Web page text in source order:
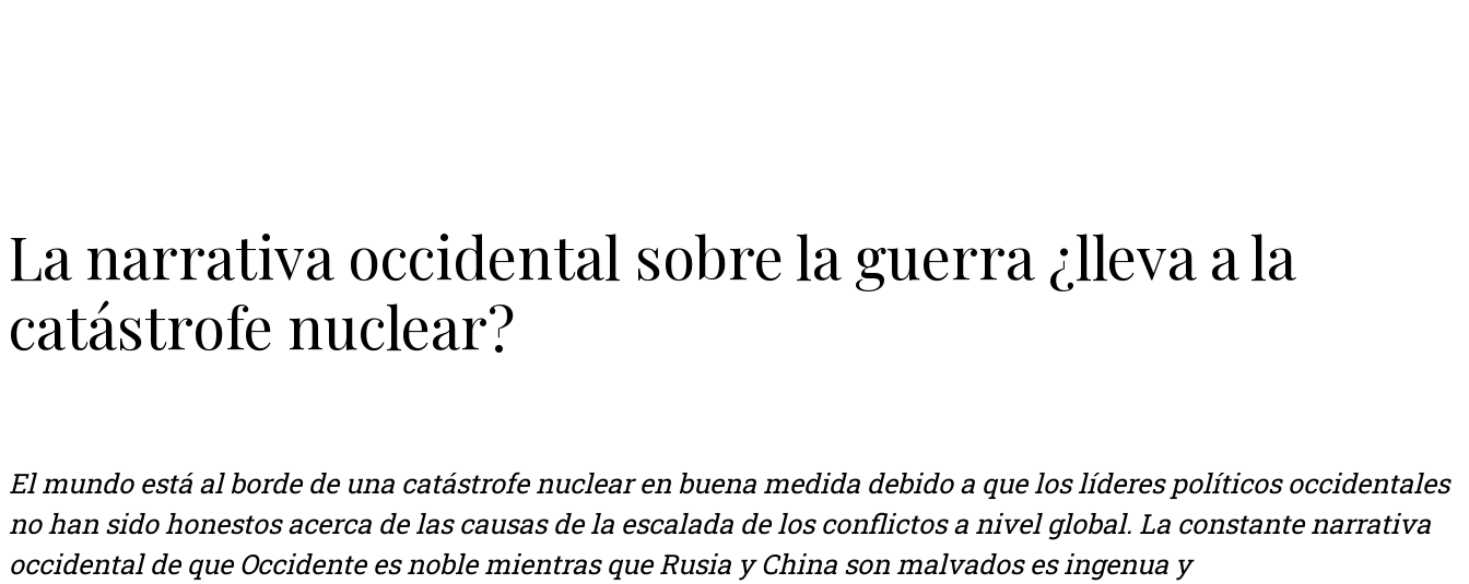
La narrativa occidental sobre la guerra ¿lleva a la
catástrofe nuclear?
El mundo está al borde de una catástrofe nuclear en buena medida debido a que los líderes políticos occidentales
no han sido honestos acerca de las causas de la escalada de los conflictos a nivel global. La constante narrativa
occidental de que Occidente es noble mientras que Rusia y China son malvados es ingenua y